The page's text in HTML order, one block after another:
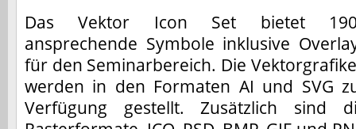
Das Vektor Icon Set bietet
ansprechende Symbole inklusive
für den Seminarbereich. Die
werden in den Formaten AI und SVG
Verfügung gestellt. Zusätzlich sind